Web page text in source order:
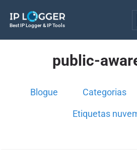
Best IP Logger & IP Tools
public-
Blogue Categorias
Etiquetas